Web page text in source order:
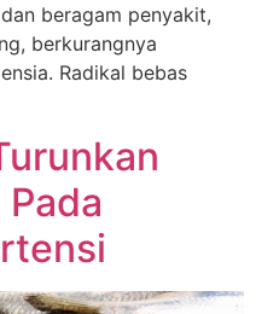
beragam penyakit,
berkurangnya
Radikal bebas